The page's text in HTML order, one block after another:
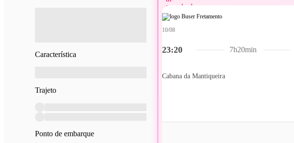
Característica
Trajeto
Ponto de embarque
23:20
10/08
Cabana da Mantiqueira
7h20min